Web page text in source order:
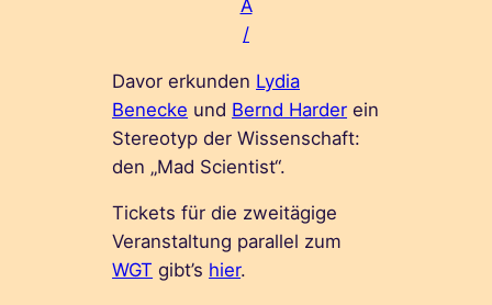
A
/
Davor erkunden Lydia
Benecke und Bernd Harder ein
Stereotyp der Wissenschaft:
den „Mad Scientist“.
Tickets für die zweitägige
Veranstaltung parallel zum
WGT gibt’s hier.